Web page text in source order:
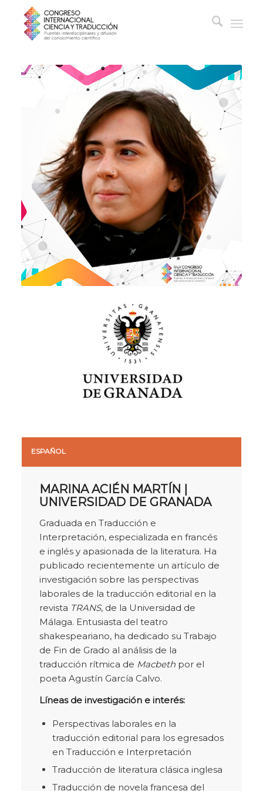
ESPAÑOL
MARINA ACIÉN MARTÍN |
UNIVERSIDAD DE GRANADA
Graduada en Traducción e
Interpretación, especializada en francés
e inglés y apasionada de la literatura. Ha
publicado recientemente un artículo de
investigación sobre las perspectivas
laborales de la traducción editorial en la
revista TRANS, de la Universidad de
Málaga. Entusiasta del teatro
shakespeariano, ha dedicado su Trabajo
de Fin de Grado al análisis de la
traducción rítmica de Macbethpor el
poeta Agustín García Calvo.
Líneas de investigación e interés:
Perspectivas laborales en la
traducción editorial para los egresados
en Traducción e Interpretación
Traducción de literatura clásica inglesa
Traducción de novela francesa del